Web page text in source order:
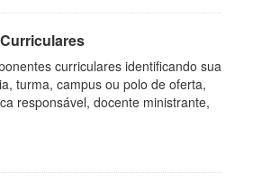
curriculares identificando sua
turma, campus ou polo de oferta,
responsável, docente ministrante,